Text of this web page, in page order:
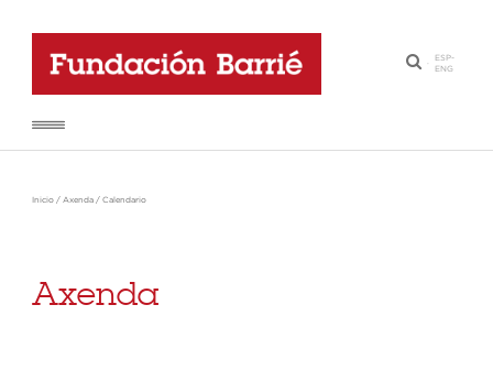
·
ESP-
ENG
Inicio / Axenda / Calendario
Axenda